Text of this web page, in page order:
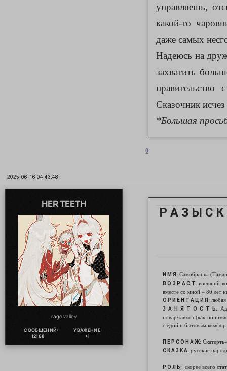
управляешь,
какой-то
даже самых
Надеюсь на
захватить
Сказочник
*Большая
0
2025-06-16 04:43:48
HER TEETH
rage valley
СООБЩЕНИЙ:
12168
УВАЖЕНИЕ:
+1
Р А З Ы С
И М Я : Самобранка
В О З Р А С Т: внешний
вместе со мной – 80 лет
О Р И Е Н Т А Ц И Я : любая
З А Н Я Т О С Т Ь:
повар/завхоз (как
с едой и бытовым
П Е Р С О Н А Ж:
С К А З К А: русские
Р О Л Ь: скорее всего